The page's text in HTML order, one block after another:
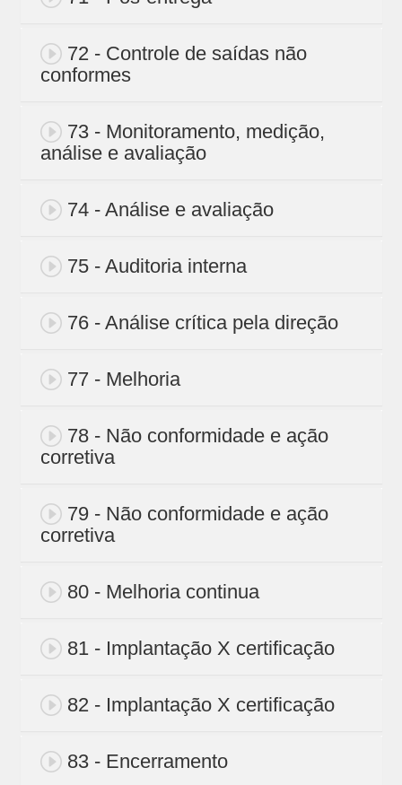
72 - Controle de saídas não
conformes
73 - Monitoramento, medição,
análise e avaliação
74 - Análise e avaliação
75 - Auditoria interna
76 - Análise crítica pela direção
77 - Melhoria
78 - Não conformidade e ação
corretiva
79 - Não conformidade e ação
corretiva
80 - Melhoria continua
81 - Implantação X certificação
82 - Implantação X certificação
83 - Encerramento